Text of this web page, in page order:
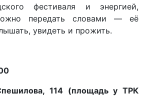
фестиваля и энергией,
передать словами — её
увидеть и прожить.
114 (площадь у ТРК